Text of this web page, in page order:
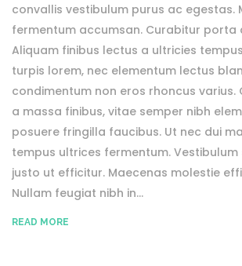
convallis vestibulum purus ac egestas.
fermentum accumsan. Curabitur porta
Aliquam finibus lectus a ultricies
turpis lorem, nec elementum lectus
condimentum non eros rhoncus varius.
a massa finibus, vitae semper nibh
posuere fringilla faucibus. Ut nec dui
tempus ultrices fermentum.
justo ut efficitur. Maecenas molestie
Nullam feugiat nibh in...
READ MORE